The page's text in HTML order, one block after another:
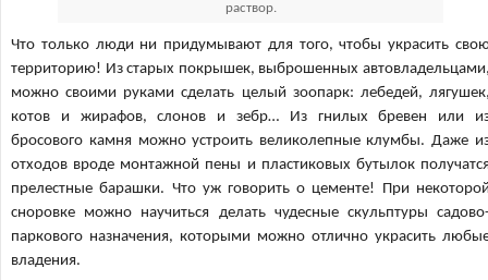
раствор.
Что только люди ни придумывают для того, чтобы украсить
территорию! Из старых покрышек, выброшенных
можно своими руками сделать целый зоопарк: лебедей,
котов и жирафов, слонов и зебр… Из гнилых бревен или
бросового камня можно устроить великолепные клумбы. Даже
отходов вроде монтажной пены и пластиковых бутылок
прелестные барашки. Что уж говорить о цементе! При
сноровке можно научиться делать чудесные скульптуры
паркового назначения, которыми можно отлично украсить
владения.